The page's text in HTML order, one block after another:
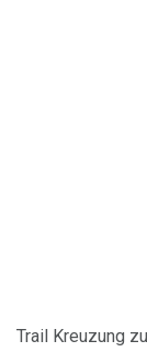
Trail Kreuzung